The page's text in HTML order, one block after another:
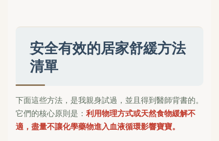
安全有效的居家舒緩方法
清單
下面這些方法，是我親身試過，並且得到醫師背書的。
它們的核心原則是： 利用物理方式或天然食物緩解不
適，盡量不讓化學藥物進入血液循環影響寶寶。